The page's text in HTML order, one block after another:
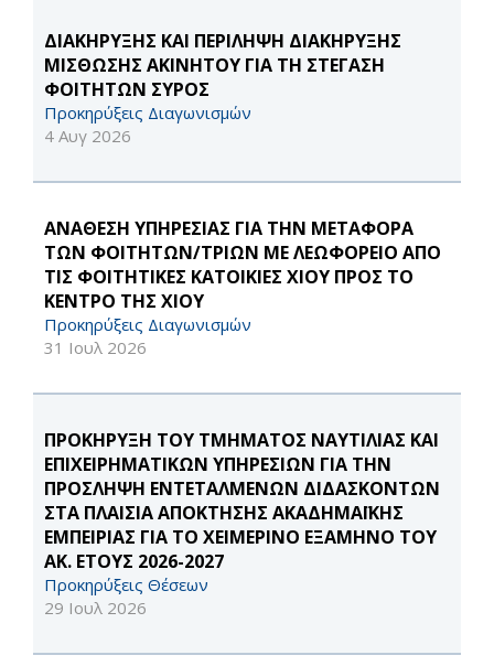
ΔΙΑΚΗΡΥΞΗΣ ΚΑΙ ΠΕΡΙΛΗΨΗ ΔΙΑΚΗΡΥΞΗΣ
ΜΙΣΘΩΣΗΣ ΑΚΙΝΗΤΟΥ ΓΙΑ ΤΗ ΣΤΕΓΑΣΗ
ΦΟΙΤΗΤΩΝ ΣΥΡΟΣ
Προκηρύξεις Διαγωνισμών
4 Αυγ 2026
ΑΝΑΘΕΣΗ ΥΠΗΡΕΣΙΑΣ ΓΙΑ ΤΗΝ ΜΕΤΑΦΟΡΑ
ΤΩΝ ΦΟΙΤΗΤΩΝ/ΤΡΙΩΝ ΜΕ ΛΕΩΦΟΡΕΙΟ ΑΠΟ
ΤΙΣ ΦΟΙΤΗΤΙΚΕΣ ΚΑΤΟΙΚΙΕΣ ΧΙΟΥ ΠΡΟΣ ΤΟ
ΚΕΝΤΡΟ ΤΗΣ ΧΙΟΥ
Προκηρύξεις Διαγωνισμών
31 Ιουλ 2026
ΠΡΟΚΗΡΥΞΗ ΤΟΥ ΤΜΗΜΑΤΟΣ ΝΑΥΤΙΛΙΑΣ ΚΑΙ
ΕΠΙΧΕΙΡΗΜΑΤΙΚΩΝ ΥΠΗΡΕΣΙΩΝ ΓΙΑ ΤΗΝ
ΠΡΟΣΛΗΨΗ ΕΝΤΕΤΑΛΜΕΝΩΝ ΔΙΔΑΣΚΟΝΤΩΝ
ΣΤΑ ΠΛΑΙΣΙΑ ΑΠΟΚΤΗΣΗΣ ΑΚΑΔΗΜΑΪΚΗΣ
ΕΜΠΕΙΡΙΑΣ ΓΙΑ ΤΟ ΧΕΙΜΕΡΙΝΟ ΕΞΑΜΗΝΟ ΤΟΥ
ΑΚ. ΕΤΟΥΣ 2026-2027
Προκηρύξεις Θέσεων
29 Ιουλ 2026